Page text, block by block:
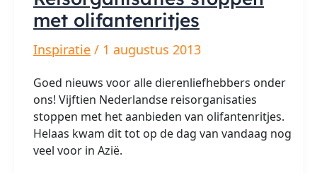
met olifantenritjes
Inspiratie / 1 augustus 2013
Goed nieuws voor alle dierenliefhebbers onder
ons! Vijftien Nederlandse reisorganisaties
stoppen met het aanbieden van olifantenritjes.
Helaas kwam dit tot op de dag van vandaag nog
veel voor in Azië.